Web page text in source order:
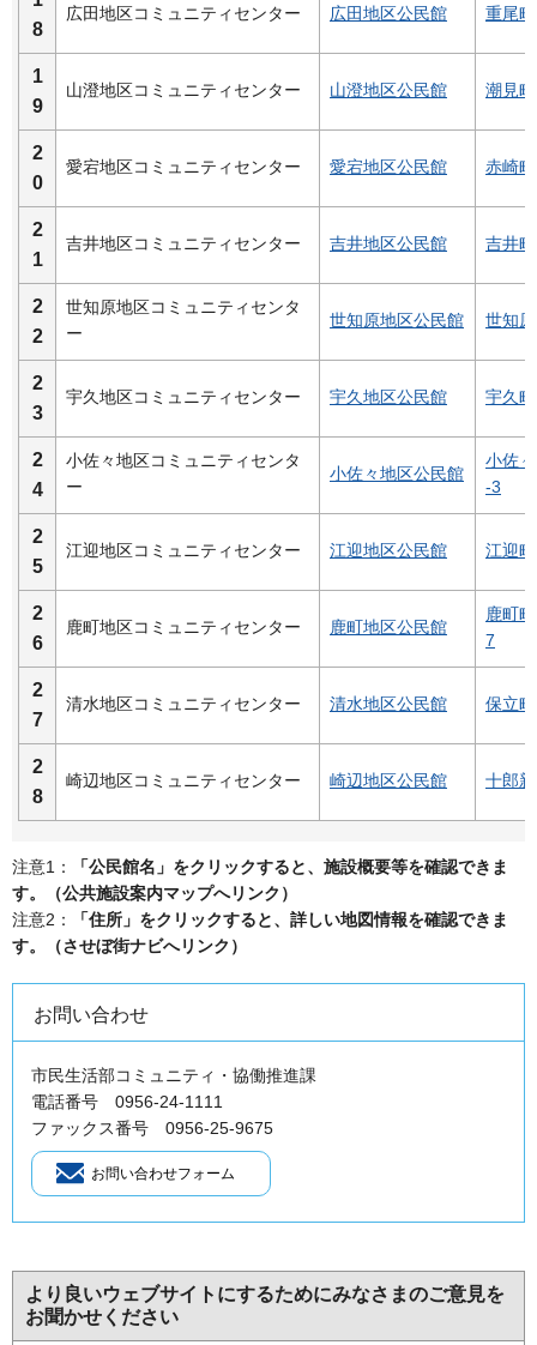
8
広田地区コミュニティセンター 広田地区公民館 重尾
1
9
山澄地区コミュニティセンター 山澄地区公民館 潮見
2
0
愛宕地区コミュニティセンター 愛宕地区公民館 赤崎
2
1
吉井地区コミュニティセンター 吉井地区公民館 吉井
2
2
世知原地区コミュニティセンタ
ー
世知原地区公民館 世知
2
3
宇久地区コミュニティセンター 宇久地区公民館 宇久
2
4
小佐々地区コミュニティセンタ
ー
小佐々地区公民館
小佐
-3
2
5
江迎地区コミュニティセンター 江迎地区公民館 江迎
2
6
鹿町地区コミュニティセンター 鹿町地区公民館
鹿町
7
2
7
清水地区コミュニティセンター 清水地区公民館 保立
2
8
崎辺地区コミュニティセンター 崎辺地区公民館 十郎
注意1：
「公民館名」をクリックすると、施設概要等を確認できま
す。（公共施設案内マップへリンク）
注意2：
「住所」をクリックすると、詳しい地図情報を確認できま
す。（させぼ街ナビへリンク）
お問い合わせ
市民生活部コミュニティ・協働推進課
電話番号 0956-24-1111
ファックス番号 0956-25-9675
より良いウェブサイトにするためにみなさまのご意見を
お聞かせください